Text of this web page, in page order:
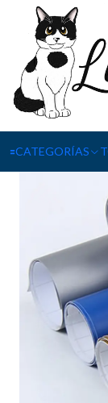
🟰CATEGORÍAS
Inicio VINILOS